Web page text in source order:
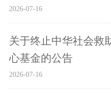
2026-07-16
关于终止中华社会救
心基金的公告
2026-07-16